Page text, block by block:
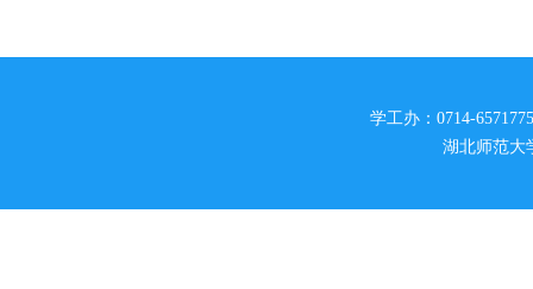
学工办：0714-
湖北师范大